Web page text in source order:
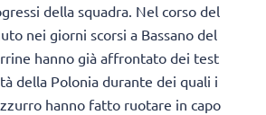
della squadra. Nel corso del
nei giorni scorsi a Bassano del
hanno già affrontato dei test
della Polonia durante dei quali i
hanno fatto ruotare in capo